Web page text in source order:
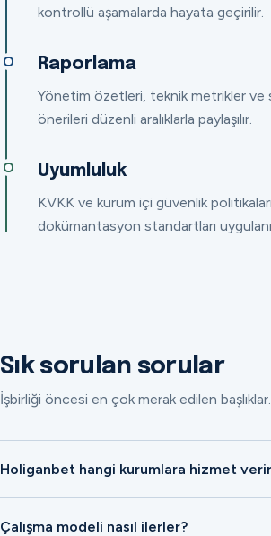
kontrollü aşamalarda hayata geçirilir.
Raporlama
Yönetim özetleri, teknik metrikler ve
önerileri düzenli aralıklarla paylaşılır.
Uyumluluk
KVKK ve kurum içi güvenlik
dokümantasyon standartları
Sık sorulan sorular
İşbirliği öncesi en çok merak edilen başlıklar.
Holiganbet hangi kurumlara hizmet
Çalışma modeli nasıl ilerler?